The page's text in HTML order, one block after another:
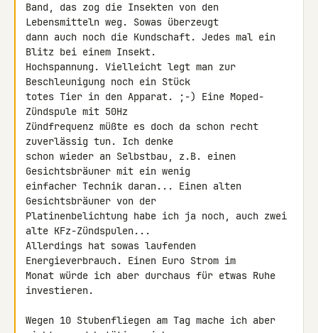
Band, das zog die Insekten von den
Lebensmitteln weg. Sowas überzeugt
dann auch noch die Kundschaft. Jedes mal ein
Blitz bei einem Insekt.
Hochspannung. Vielleicht legt man zur
Beschleunigung noch ein Stück
totes Tier in den Apparat. ;-) Eine Moped-
Zündspule mit 50Hz
Zündfrequenz müßte es doch da schon recht
zuverlässig tun. Ich denke
schon wieder an Selbstbau, z.B. einen
Gesichtsbräuner mit ein wenig
einfacher Technik daran... Einen alten
Gesichtsbräuner von der
Platinenbelichtung habe ich ja noch, auch zwei
alte KFz-Zündspulen...
Allerdings hat sowas laufenden
Energieverbrauch. Einen Euro Strom im
Monat würde ich aber durchaus für etwas Ruhe
investieren.
Wegen 10 Stubenfliegen am Tag mache ich aber